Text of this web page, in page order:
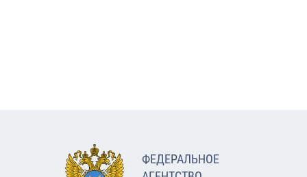
ФЕДЕРАЛЬНОЕ